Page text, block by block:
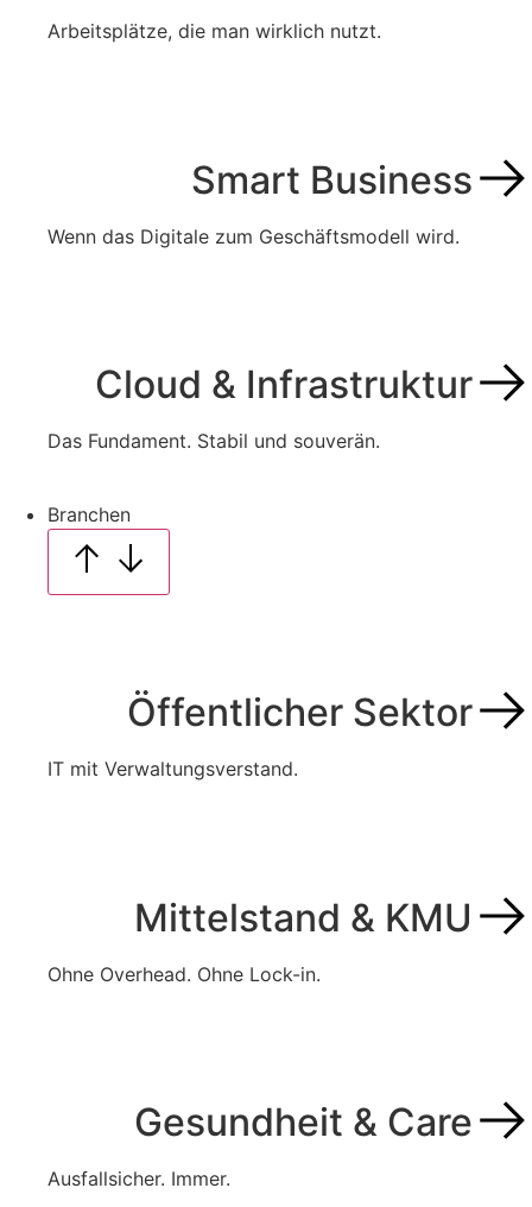
Arbeitsplätze, die man wirklich nutzt.
Smart Business
Wenn das Digitale zum Geschäftsmodell wird.
Cloud & Infrastruktur
Das Fundament. Stabil und souverän.
Branchen
Öffentlicher Sektor
IT mit Verwaltungsverstand.
Mittelstand & KMU
Ohne Overhead. Ohne Lock-in.
Gesundheit & Care
Ausfallsicher. Immer.